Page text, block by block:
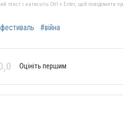
текст і натисніть Ctrl + Enter, щоб повідомити
#війна
Оцініть першим